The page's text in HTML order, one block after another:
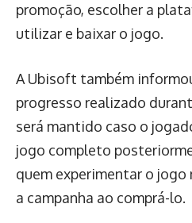
promoção, escolher a
utilizar e baixar o jogo.
A Ubisoft também
progresso realizado
será mantido caso o
jogo completo
quem experimentar o jogo
a campanha ao comprá-lo.